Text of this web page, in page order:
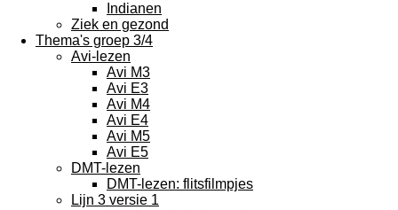
Indianen
Ziek en gezond
Thema's groep 3/4
Avi-lezen
Avi M3
Avi E3
Avi M4
Avi E4
Avi M5
Avi E5
DMT-lezen
DMT-lezen: flitsfilmpjes
Lijn 3 versie 1